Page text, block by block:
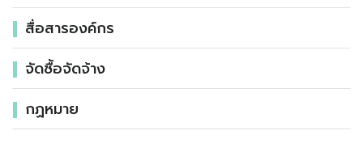
สื่อสารองค์กร
จัดซื้อจัดจ้าง
กฏหมาย